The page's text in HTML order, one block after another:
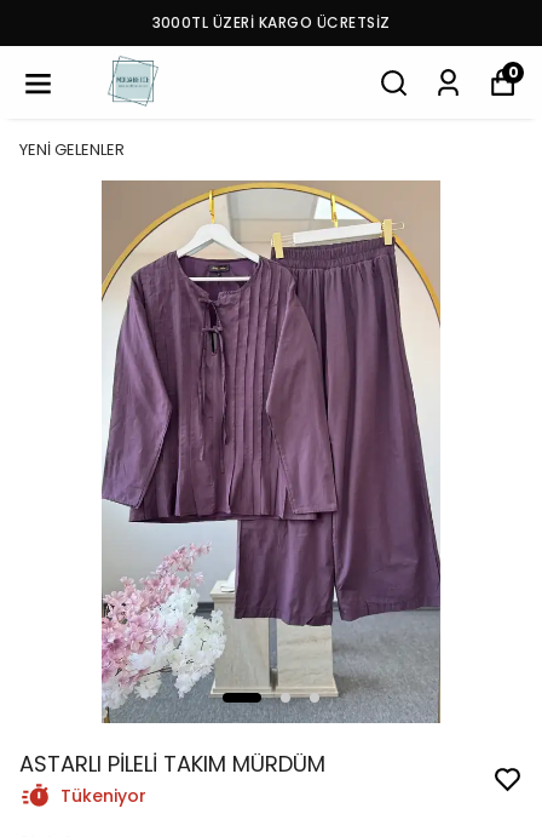
3000TL ÜZERİ KARGO ÜCRETSİZ
0
YENİ GELENLER
ASTARLI PİLELİ TAKIM MÜRDÜM
Tükeniyor